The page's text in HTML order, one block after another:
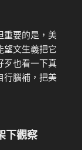
重要的是，美
望文生義把它
歹也看一下真
行腦補，把美
下觀察